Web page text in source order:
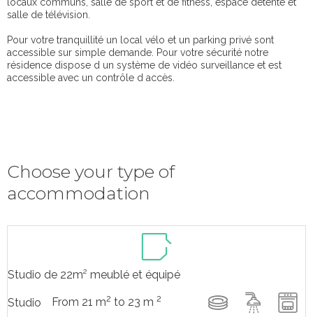
salle de télévision.
Pour votre tranquillité un local vélo et un parking privé sont
accessible sur simple demande. Pour votre sécurité notre
résidence dispose d un système de vidéo surveillance et est
accessible avec un contrôle d accès.
Choose your type of
accommodation
Studio de 22m² meublé et équipé
Studio From 21 m2 to 23 m 2